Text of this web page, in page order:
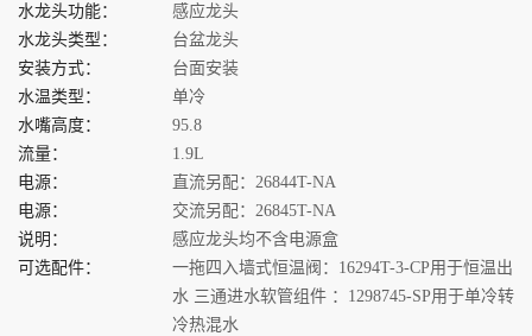
水龙头功能：
水龙头类型：
安装方式：
水温类型：
水嘴高度：
流量：
电源：
电源：
说明：
可选配件：
感应龙头
台盆龙头
台面安装
单冷
95.8
1.9L
直流另配：26844T-NA
交流另配：26845T-NA
感应龙头均不含电源盒
一拖四入墙式恒温阀：16294T-3-CP用于恒温出
水 三通进水软管组件 ：1298745-SP用于单冷转
冷热混水